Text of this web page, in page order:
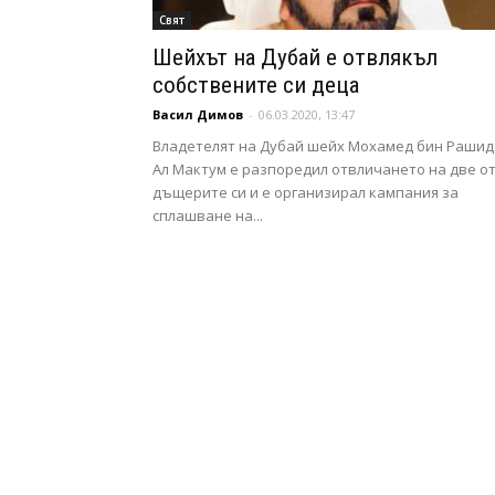
Свят
Шейхът на Дубай е отвлякъл
собствените си деца
Васил Димов - 06.03.2020, 13:47
Владетелят на Дубай шейх Мохамед бин Рашид
Ал Мактум е разпоредил отвличането на две от
дъщерите си и е организирал кампания за
сплашване на...